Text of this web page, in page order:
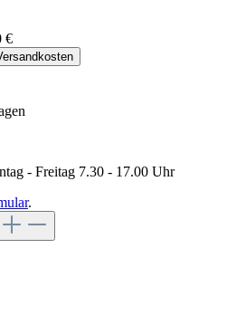
€
- Freitag 7.30 - 17.00 Uhr
.